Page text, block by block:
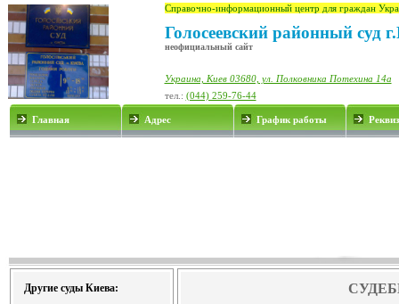
Справочно-информационный центр для граждан
Голосеевский районный суд
неофициальный сайт
Украина, Киев 03680, ул. Полковника Потехина 14а
тел.: (044) 259-76-44
Главная Адрес График работы
Другие суды Киева: